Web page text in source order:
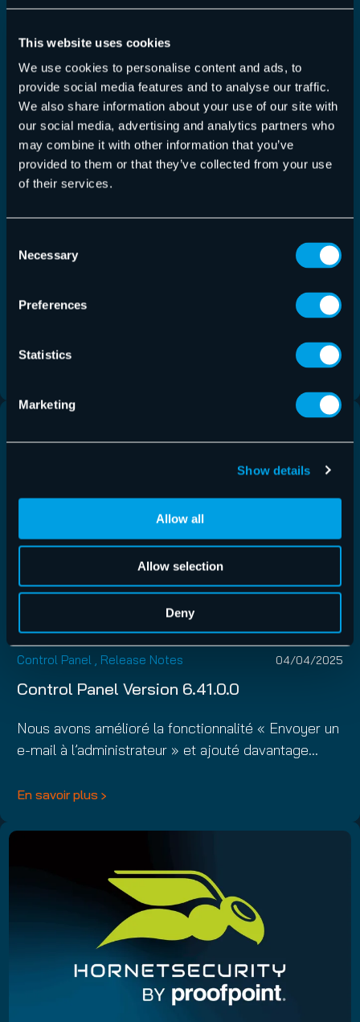
This website uses cookies
We use cookies to personalise content and ads, to
provide social media features and to analyse our traffic.
We also share information about your use of our site with
our social media, advertising and analytics partners who
may combine it with other information that you’ve
provided to them or that they’ve collected from your use
of their services.
Selection
Necessary
Preferences
Statistics
Marketing
Show details
Allow all
Allow selection
Deny
365 Total Backup,Release Notes 14/04/2025
365 Total Backup – Modifications du 14
avril 2025
Corrections apportées à l'interface utilisateur,
Control Panel , Release Notes 04/04/2025
Control Panel Version 6.41.0.0
Nous avons amélioré la fonctionnalité « Envoyer un
e-mail à l’administrateur » et ajouté davantage…
En savoir plus